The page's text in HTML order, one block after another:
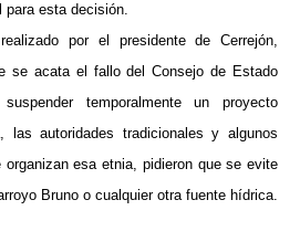
para esta decisión.
por el presidente de Cerrejón,
se acata el fallo del Consejo de Estado
temporalmente un proyecto
las autoridades tradicionales y algunos
organizan esa etnia, pidieron que se evite
Bruno o cualquier otra fuente hídrica.